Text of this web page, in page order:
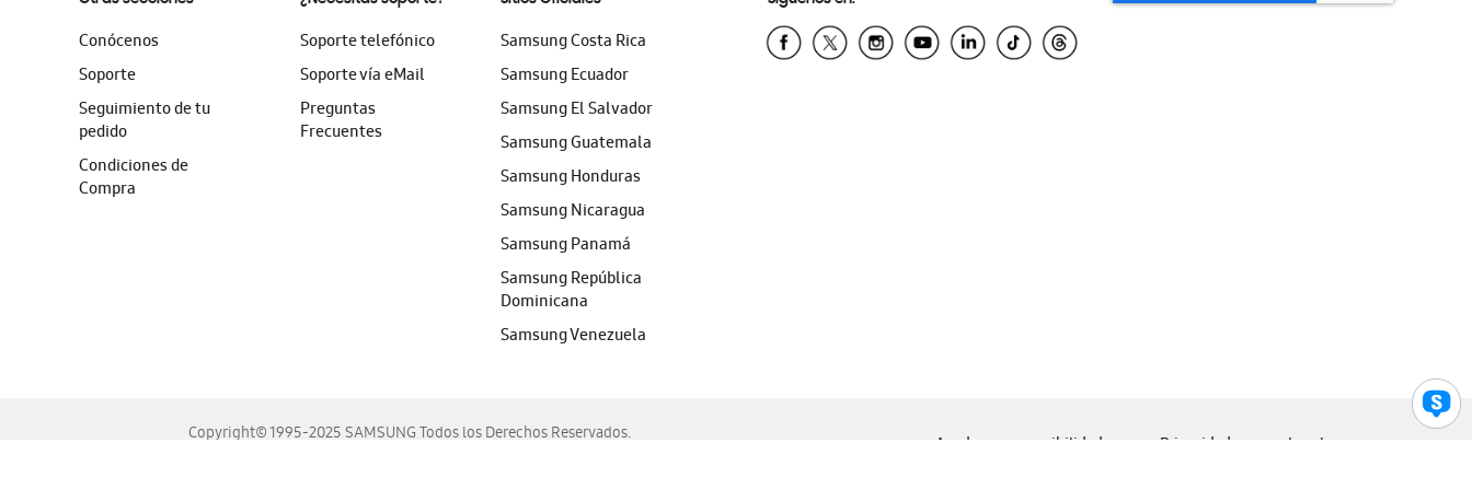
Conócenos
Soporte
Seguimiento de tu
pedido
Condiciones de
Compra
Soporte telefónico
Soporte vía eMail
Preguntas
Frecuentes
Samsung Costa Rica
Samsung Ecuador
Samsung El Salvador
Samsung Guatemala
Samsung Honduras
Samsung Nicaragua
Samsung Panamá
Samsung República
Dominicana
Samsung Venezuela
Copyright© 1995-2025 SAMSUNG Todos los Derechos Reservados.
Ayuda para accesibilidad Privacidad Legal